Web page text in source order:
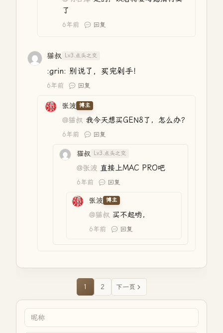
了
6年前 回复
猫叔 Lv3.点头之交
:grin: 别说了，买完剁手！
6年前 回复
张波 博主
@猫叔 我今天想买GEN8了，怎么办？
6年前 回复
猫叔 Lv3.点头之交
@张波 直接上MAC PRO吧
6年前 回复
张波 博主
@猫叔 买不起哟，
6年前 回复
1 2 下一页